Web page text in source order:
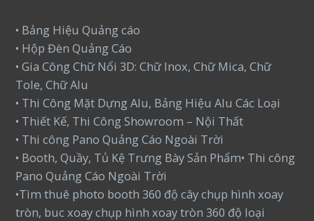
• Bảng Hiệu Quảng cáo
• Hộp Đèn Quảng Cáo
• Gia Công Chữ Nổi 3D: Chữ Inox, Chữ Mica, Chữ
Tole, Chữ Alu
• Thi Công Mặt Dựng Alu, Bảng Hiệu Alu Các Loại
• Thiết Kế, Thi Công Showroom – Nội Thất
• Thi công Pano Quảng Cáo Ngoài Trời
• Booth, Quầy, Tủ Kệ Trưng Bày Sản Phẩm• Thi công
Pano Quảng Cáo Ngoài Trời
•Tìm thuê photo booth 360 độ cây chụp hình xoay
tròn, buc xoay chụp hình xoay tròn 360 độ loại